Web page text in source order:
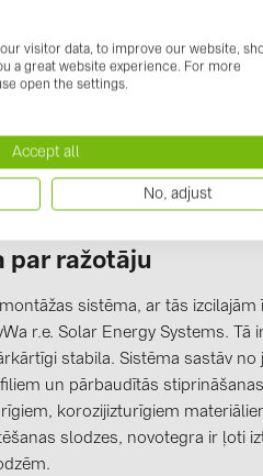
par ražotāju
sistēma, ar tās izcilajām
r.e. Solar Energy Systems. Tā
stabila. Sistēma sastāv
un pārbaudītās
korozijizturīgiem
slodzes, novotegra ir ļoti
visitor data, to improve our website,
a great website experience. For more
open the settings.
Accept all
No, adjust